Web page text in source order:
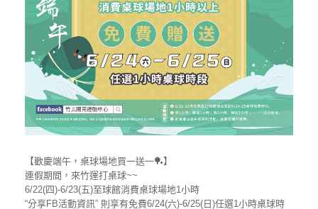
【歡慶端午，桌球場地買一送一🏓】
連假期間，來竹運打桌球~~
6/22(四)-6/23(五)至球館消費桌球場地1小時
“分享FB活動資訊” 則享有免費6/24(六)-6/25(日)任選1小時桌球時